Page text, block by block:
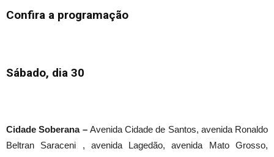
Confira a programação
Sábado, dia 30
Cidade Soberana – Avenida Cidade de Santos, avenida Ronaldo
Beltran Saraceni , avenida Lagedão, avenida Mato Grosso,